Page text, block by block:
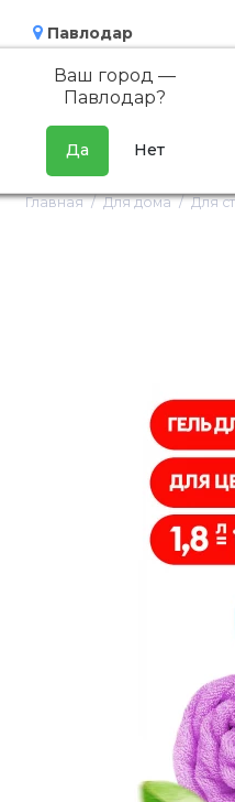
Павлодар
Ваш город —
Павлодар?
Гель-
Главная Для дома Для